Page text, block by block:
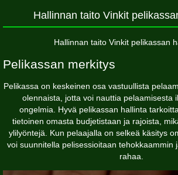
Hallinnan taito Vinkit
Hallinnan taito Vinkit pelikassan
Pelikassan merkitys
Pelikassa on keskeinen osa vastuullista
olennaista, jotta voi nauttia pelaamisesta
ongelmia. Hyvä pelikassan hallinta
tietoinen omasta budjetistaan ja rajoista,
ylilyöntejä. Kun pelaajalla on selkeä käsitys
voi suunnitella pelisessioitaan tehokkaammin
rahaa.